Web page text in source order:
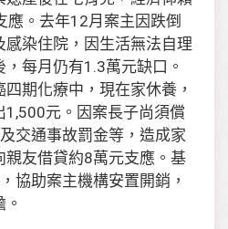
應。去年12月案主因跌倒
染住院，因生活無法自理
每月仍有1.3萬元缺口。
期化療中，現在家休養，
元。因案長子尚須償
交通事故罰金等，造成家
親友借貸約8萬元支應。基
協助案主機構安置開銷，